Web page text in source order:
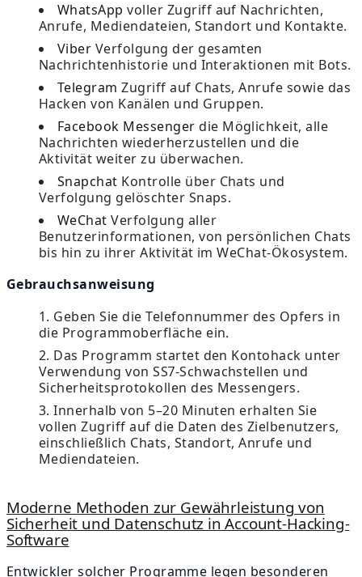
WhatsApp voller Zugriff auf Nachrichten,
Anrufe, Mediendateien, Standort und Kontakte.
Viber Verfolgung der gesamten
Nachrichtenhistorie und Interaktionen mit Bots.
Telegram Zugriff auf Chats, Anrufe sowie das
Hacken von Kanälen und Gruppen.
Facebook Messenger die Möglichkeit, alle
Nachrichten wiederherzustellen und die
Aktivität weiter zu überwachen.
Snapchat Kontrolle über Chats und
Verfolgung gelöschter Snaps.
WeChat Verfolgung aller
Benutzerinformationen, von persönlichen Chats
bis hin zu ihrer Aktivität im WeChat-Ökosystem.
Gebrauchsanweisung
Geben Sie die Telefonnummer des Opfers in
die Programmoberfläche ein.
Das Programm startet den Kontohack unter
Verwendung von SS7-Schwachstellen und
Sicherheitsprotokollen des Messengers.
Innerhalb von 5–20 Minuten erhalten Sie
vollen Zugriff auf die Daten des Zielbenutzers,
einschließlich Chats, Standort, Anrufe und
Mediendateien.
Moderne Methoden zur Gewährleistung von
Sicherheit und Datenschutz in Account-Hacking-
Software
Entwickler solcher Programme legen besonderen